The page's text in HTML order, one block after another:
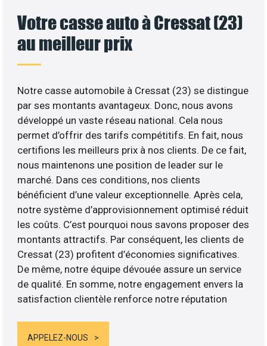
Votre casse auto à Cressat (23)
au meilleur prix
Notre casse automobile à Cressat (23) se distingue
par ses montants avantageux. Donc, nous avons
développé un vaste réseau national. Cela nous
permet d’offrir des tarifs compétitifs. En fait, nous
certifions les meilleurs prix à nos clients. De ce fait,
nous maintenons une position de leader sur le
marché. Dans ces conditions, nos clients
bénéficient d’une valeur exceptionnelle. Après cela,
notre système d’approvisionnement optimisé réduit
les coûts. C’est pourquoi nous savons proposer des
montants attractifs. Par conséquent, les clients de
Cressat (23) profitent d’économies significatives.
De même, notre équipe dévouée assure un service
de qualité. En somme, notre engagement envers la
satisfaction clientèle renforce notre réputation
APPELEZ-NOUS